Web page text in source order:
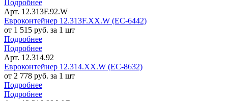
Подробнее
Арт. 12.313F.92.W
Евроконтейнер 12.313F.XX.W (ЕС-6442)
от 1 515 руб. за 1 шт
Подробнее
Подробнее
Арт. 12.314.92
Евроконтейнер 12.314.XX.W (ЕС-8632)
от 2 778 руб. за 1 шт
Подробнее
Подробнее